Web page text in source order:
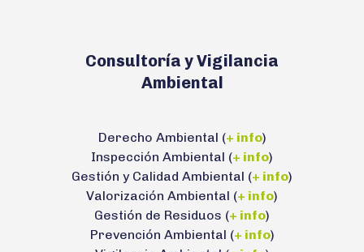
Consultoría y Vigilancia
Ambiental
Derecho Ambiental (+ info)
Inspección Ambiental (+ info)
Gestión y Calidad Ambiental (+ info)
Valorización Ambiental (+ info)
Gestión de Residuos (+ info)
Prevención Ambiental (+ info)